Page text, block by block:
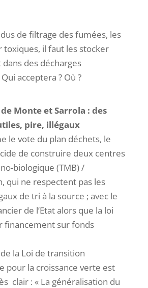
de filtrage des fumées, les
toxiques, il faut les stocker
des décharges
acceptera ? Où ?
Monte et Sarrola : des
pire, illégaux
le vote du plan déchets, le
de construire deux centres
biologique (TMB) /
qui ne respectent pas les
de tri à la source ; avec le
de l’Etat alors que la loi
financement sur fonds
la Loi de transition
pour la croissance verte est
clair : « La généralisation du